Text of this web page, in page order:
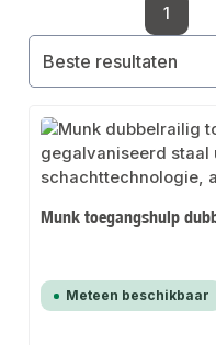
1
Munk toegangshulp
Meteen beschikbaar